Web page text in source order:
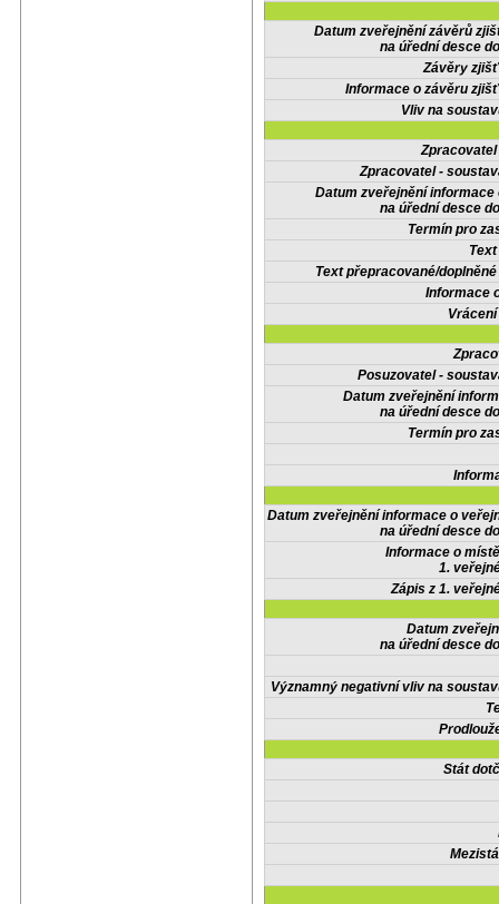
Datum zveřejnění závěrů
na úřední desce
Závěry
Informace o závěru
Vliv na
Zpracovatel -
Datum zveřejnění informace
na úřední desce
Termín pro
Text přepracované/
Informace
Posuzovatel -
Datum zveřejnění
na úřední desce
Termín pro
Datum zveřejnění informace o
na úřední desce
Informace o
1.
Zápis z 1.
Datum
na úřední desce
Významný negativní vliv na
Stát